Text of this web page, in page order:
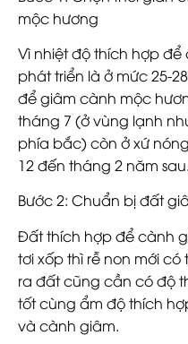
mộc hương
Vì nhiệt độ thích hợp để
phát triển là ở mức 25-28
để giâm cành mộc
tháng 7 (ở vùng lạnh
phía bắc) còn ở xứ
12 đến tháng 2 năm sau.
Bước 2: Chuẩn bị đất
Đất thích hợp để cành
tơi xốp thì rễ non mới
ra đất cũng cần có độ
tốt cùng ẩm độ thích
và cành giâm.